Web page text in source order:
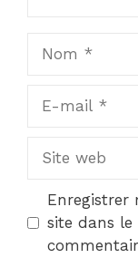
mail
web
site dans